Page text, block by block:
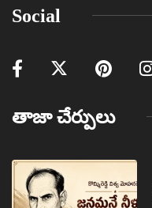
Social
తాజా చేర్పులు